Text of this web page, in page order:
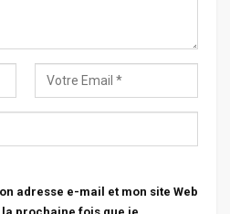
adresse e-mail et mon site Web